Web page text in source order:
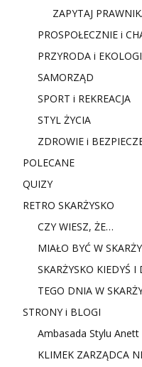
ZAPYTAJ
PROSPOŁECZNIE i
PRZYRODA i
SAMORZĄD
SPORT i REKREACJA
STYL ŻYCIA
ZDROWIE i
POLECANE
QUIZY
RETRO SKARŻYSKO
CZY WIESZ, ŻE…
MIAŁO BYĆ W
SKARŻYSKO KIEDYŚ I
TEGO DNIA W
STRONY i BLOGI
Ambasada Stylu
KLIMEK ZARZĄDCA